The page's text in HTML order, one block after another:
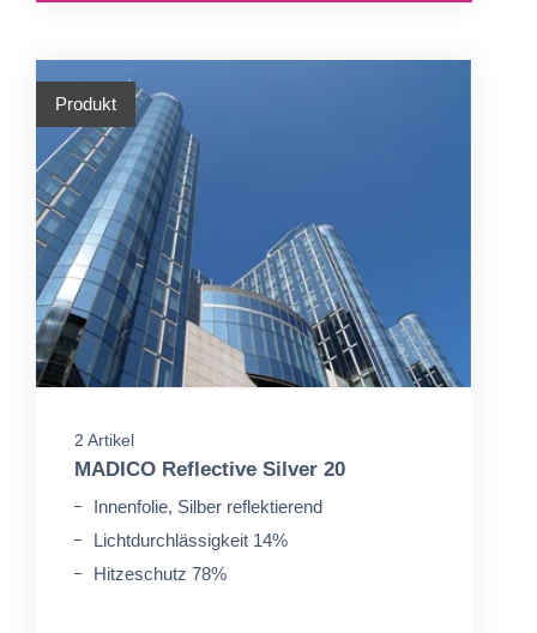
Produkt
2 Artikel
MADICO Reflective Silver 20
Innenfolie, Silber reflektierend
Lichtdurchlässigkeit 14%
Hitzeschutz 78%